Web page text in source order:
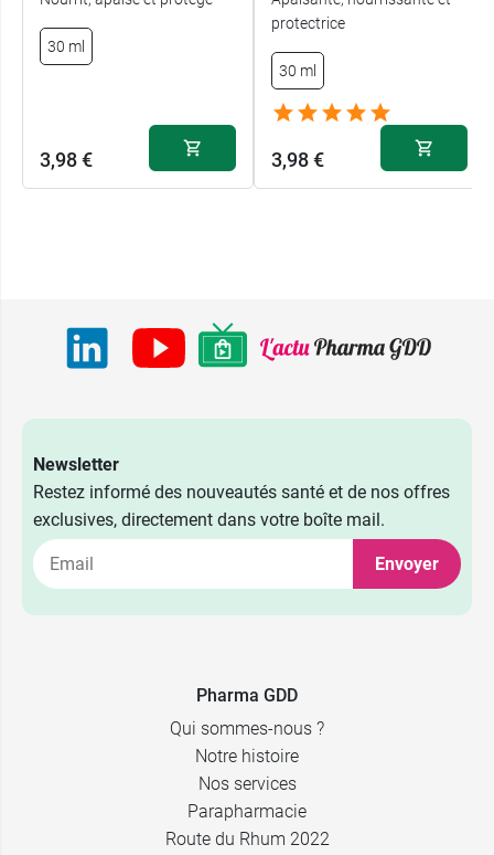
30 ml
3,98 €
protectrice
30 ml
3,98 €
Newsletter
Restez informé des nouveautés santé et de nos offres
exclusives, directement dans votre boîte mail.
Envoyer
Pharma GDD
Qui sommes-nous ?
Notre histoire
Nos services
Parapharmacie
Route du Rhum 2022